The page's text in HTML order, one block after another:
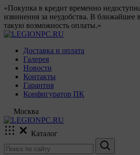
«Покупка в кредит временно
извинения за неудобства. В ближайшее
такую возможность оплаты.»
Доставка и оплата
Галерея
Новости
Контакты
Гарантия
Конфигуратор ПК
Москва
Каталог